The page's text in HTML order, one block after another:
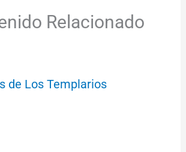
Relacionado
de Los Templarios